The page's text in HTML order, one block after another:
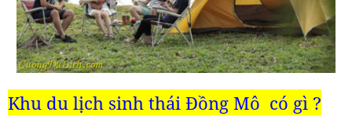
Khu du lịch sinh thái Đồng Mô có gì ?